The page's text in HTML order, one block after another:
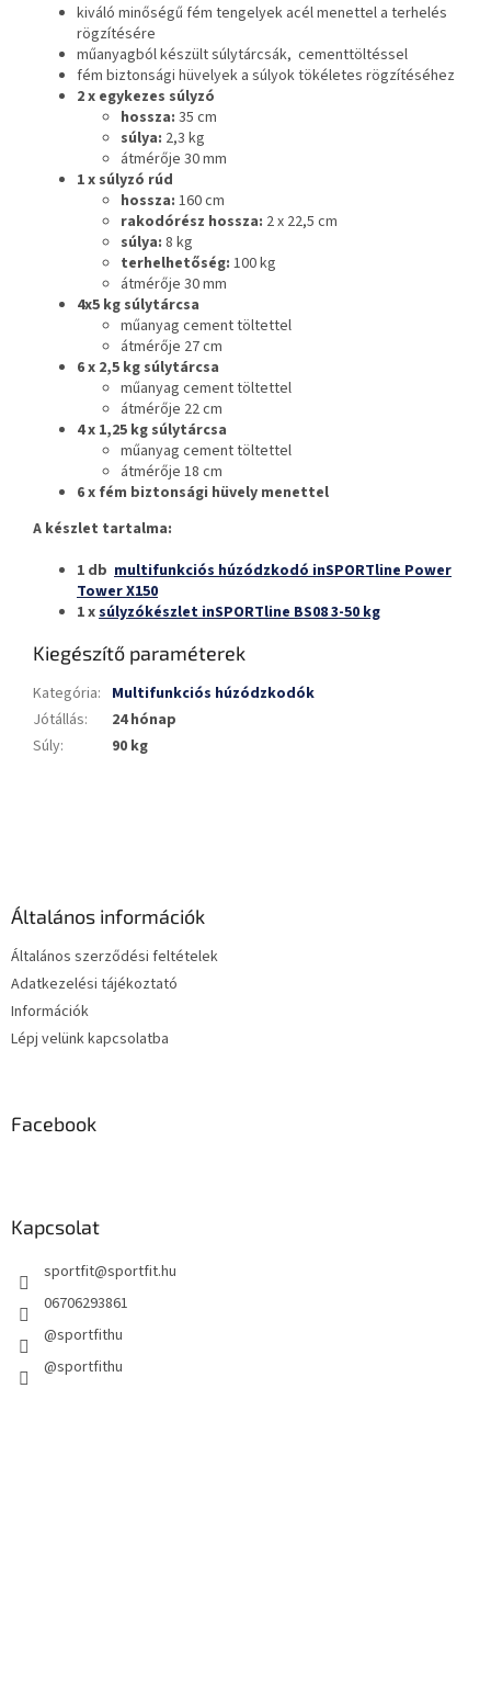
kiváló minőségű fém tengelyek acél menettel a terhelés
rögzítésére
műanyagból készült súlytárcsák, cementtöltéssel
fém biztonsági hüvelyek a súlyok tökéletes rögzítéséhez
2 x egykezes súlyzó
hossza: 35 cm
súlya: 2,3 kg
átmérője 30 mm
1 x súlyzó rúd
hossza: 160 cm
rakodórész hossza: 2 x 22,5 cm
súlya: 8 kg
terhelhetőség: 100 kg
átmérője 30 mm
4x5 kg súlytárcsa
műanyag cement töltettel
átmérője 27 cm
6 x 2,5 kg súlytárcsa
műanyag cement töltettel
átmérője 22 cm
4 x 1,25 kg súlytárcsa
műanyag cement töltettel
átmérője 18 cm
6 x fém biztonsági hüvely menettel
A készlet tartalma:
1 db multifunkciós húzódzkodó inSPORTline Power
Tower X150
1 xsúlyzókészlet inSPORTline BS08 3-50 kg
Kiegészítő paraméterek
Kategória: Multifunkciós húzódzkodók
Jótállás:
24 hónap
Súly: 90 kg
Általános információk
Általános szerződési feltételek
Adatkezelési tájékoztató
Információk
Lépj velünk kapcsolatba
Facebook
Kapcsolat
sportfit@sportfit.hu
06706293861
@sportfithu
@sportfithu